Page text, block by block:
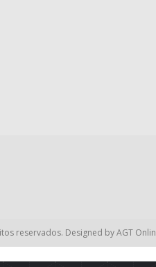
reservados. Designed byAGT